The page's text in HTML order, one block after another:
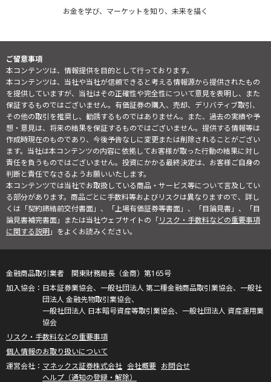
お金を学び、マーケットを知り、未来を描く
ご留意事項
本コンテンツは、情報提供を目的として行っております。
本コンテンツは、当社や当社が信頼できると考える情報源から提供されたもの
を提供していますが、当社はその正確性や完全性について意見を表明し、また
保証するものではございません。有価証券の購入、売却、デリバティブ取引、
その他の取引を推奨し、勧誘するものではありません。また、過去の実績や予
想・意見は、将来の結果を保証するものではございません。提供する情報等は
作成時現在のものであり、今後予告なしに変更または削除されることがござい
ます。当社は本コンテンツの内容に依拠してお客様が取った行動の結果に対し
責任を負うものではございません。投資にかかる最終決定は、お客様ご自身の
判断と責任でなさるようお願いいたします。
本コンテンツでは当社でお取扱している商品・サービス等について言及してい
る部分があります。商品ごとに手数料等およびリスクは異なりますので、詳し
くは「契約締結前交付書面」、「上場有価証券等書面」、「目論見書」、「目
論見書補完書面」または当社ウェブサイトの「リスク・手数料などの重要事項
に関する説明」をよくお読みください。
金融商品取引業者 関東財務局長（金商）第165号
日本証券業協会、一般社団法人 第二種金融商品取引業協会、一般社
団法人 金融先物取引業協会、
一般社団法人 日本暗号資産等取引業協会、一般社団法人 資産運用業
協会
リスク・手数料などの重要事項
個人情報のお取り扱いについて
マネックス証券株式会社 会社概要 お問合せ
ヘルプ（通知の登録・解除）